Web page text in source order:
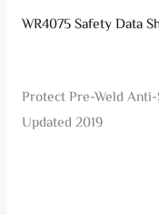
WR4075 Safety Data
Protect Pre-Weld
Updated 2019